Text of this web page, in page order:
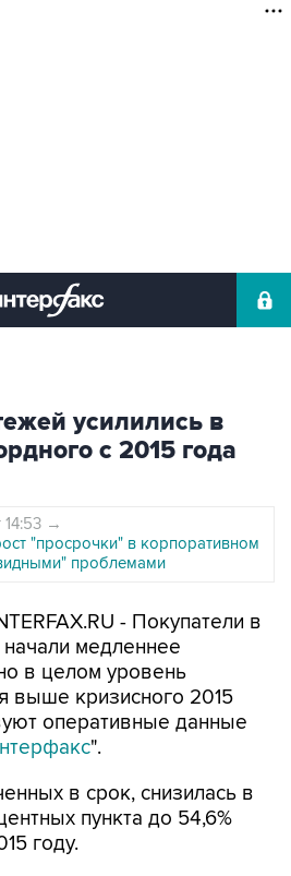
усилились в
с 2015 года
→
"просрочки" в корпоративном
проблемами
- Покупатели в
медленнее
в целом уровень
выше кризисного 2015
оперативные данные
".
в срок, снизилась в
пункта до 54,6%
году.